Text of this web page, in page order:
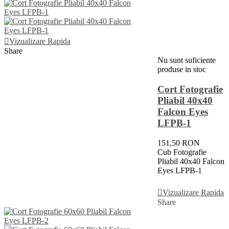
Vizualizare Rapida
Share
Nu sunt suficiente
produse in stoc
Cort Fotografie
Pliabil 40x40
Falcon Eyes
LFPB-1
151,50 RON
Cub Fotografie
Pliabil 40x40 Falcon
Eyes LFPB-1
Vizualizare Rapida
Share